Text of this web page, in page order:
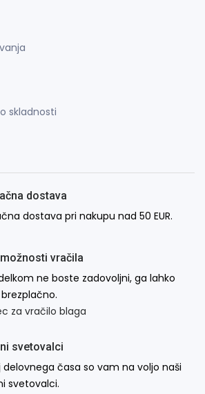
skladnosti
dostava
dostava pri nakupu nad 50 EUR.
vračila
ne boste zadovoljni, ga lahko
za vračilo blaga
svetovalci
delovnega časa so vam na voljo naši
svetovalci.